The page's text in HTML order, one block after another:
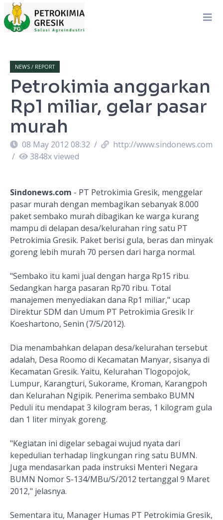
NEWS / REPORT
Petrokimia anggarkan
Rp1 miliar, gelar pasar
murah
08 May 2012 08:32 /
http://www.sindonews.com
/
3848x viewed
Sindonews.com - PT Petrokimia Gresik, menggelar
pasar murah dengan membagikan sebanyak 8.000
paket sembako murah dibagikan ke warga kurang
mampu di delapan desa/kelurahan ring satu PT
Petrokimia Gresik. Paket berisi gula, beras dan minyak
goreng lebih murah 70 persen dari harga normal.
"Sembako itu kami jual dengan harga Rp15 ribu.
Sedangkan harga pasaran Rp70 ribu. Total
manajemen menyediakan dana Rp1 miliar," ucap
Direktur SDM dan Umum PT Petrokimia Gresik Ir
Koeshartono, Senin (7/5/2012).
Dia menambahkan delapan desa/kelurahan tersebut
adalah, Desa Roomo di Kecamatan Manyar, sisanya di
Kecamatan Gresik. Yaitu, Kelurahan Tlogopojok,
Lumpur, Karangturi, Sukorame, Kroman, Karangpoh
dan Kelurahan Ngipik. Penerima sembako BUMN
Peduli itu mendapat 3 kilogram beras, 1 kilogram gula
dan 1 liter minyak goreng.
"Kegiatan ini digelar sebagai wujud nyata dari
kepedulian terhadap lingkungan ring satu BUMN.
Juga mendasarkan pada instruksi Menteri Negara
BUMN Nomor S-134/MBu/S/2012 tertanggal 9 Maret
2012," jelasnya.
Sementara itu, Manager Humas PT Petrokimia Gresik,